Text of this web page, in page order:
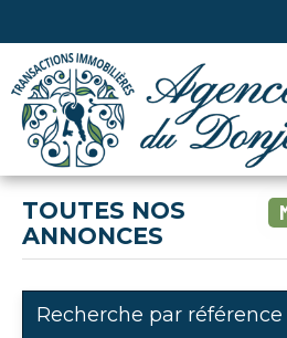
TOUTES NOS
ANNONCES
Recherche par référence